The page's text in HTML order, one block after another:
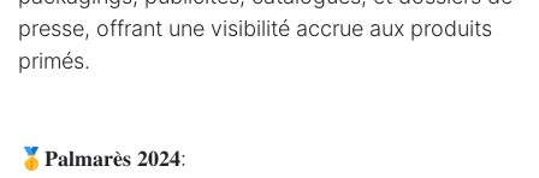
presse, offrant une visibilité accrue aux produits
primés.
🥇𝐏𝐚𝐥𝐦𝐚𝐫𝐞̀𝐬 𝟐𝟎𝟐𝟒: